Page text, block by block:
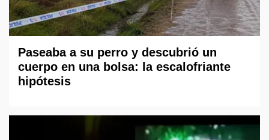
Paseaba a su perro y descubrió un
cuerpo en una bolsa: la escalofriante
hipótesis